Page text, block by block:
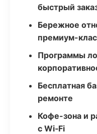
быстрый
Бережное
премиум-
Программы
Бесплатная
ремонте
Кофе-зона и
с Wi‑Fi